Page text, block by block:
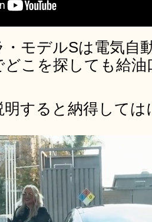
・モデルSは電気自
どこを探しても給
明すると納得して